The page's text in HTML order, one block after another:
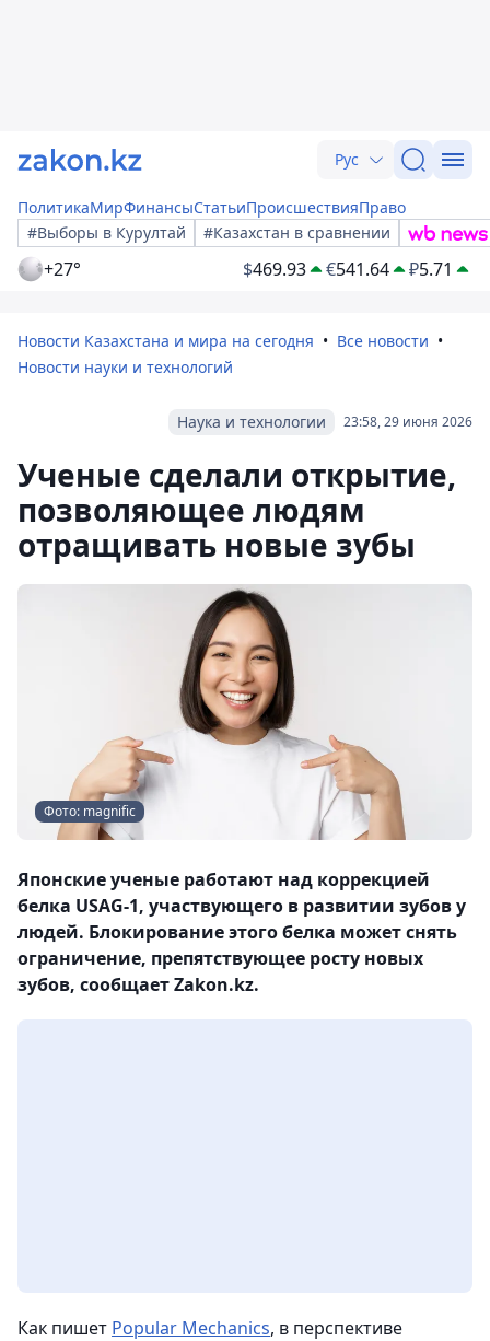
Рус
ПолитикаМирФинансыСтатьиПроисшествияПраво
#Выборы в Курултай
#Казахстан в сравнении
+27° $469.93 €541.64 ₽5.71
Новости Казахстана и мира на сегодня
Все новости
Новости науки и технологий
23:58, 29 июня 2026
Наука и технологии
Ученые сделали открытие,
позволяющее людям
отращивать новые зубы
Фото: magnific
Японские ученые работают над коррекцией
белка USAG-1, участвующего в развитии зубов у
людей. Блокирование этого белка может снять
ограничение, препятствующее росту новых
зубов, сообщает Zakon.kz.
Как пишет Popular Mechanics, в перспективе